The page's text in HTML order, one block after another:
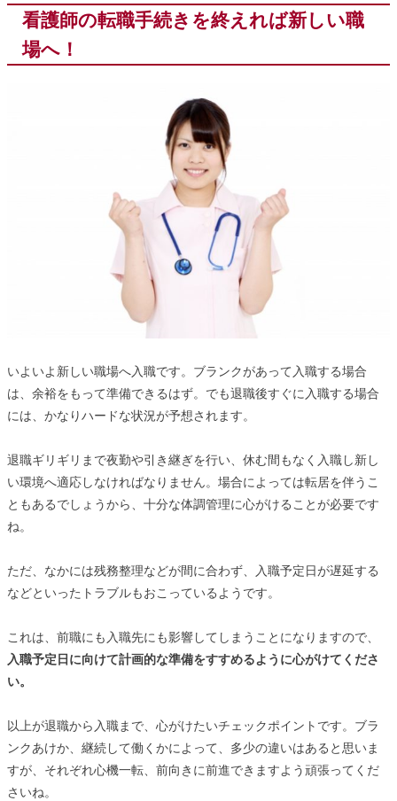
看護師の転職手続きを終えれば新しい職
場へ！
いよいよ新しい職場へ入職です。ブランクがあって入職する場合
は、余裕をもって準備できるはず。でも退職後すぐに入職する場合
には、かなりハードな状況が予想されます。
退職ギリギリまで夜勤や引き継ぎを行い、休む間もなく入職し新し
い環境へ適応しなければなりません。場合によっては転居を伴うこ
ともあるでしょうから、十分な体調管理に心がけることが必要です
ね。
ただ、なかには残務整理などが間に合わず、入職予定日が遅延する
などといったトラブルもおこっているようです。
これは、前職にも入職先にも影響してしまうことになりますので、
入職予定日に向けて計画的な準備をすすめるように心がけてくださ
い。
以上が退職から入職まで、心がけたいチェックポイントです。ブラ
ンクあけか、継続して働くかによって、多少の違いはあると思いま
すが、それぞれ心機一転、前向きに前進できますよう頑張ってくだ
さいね。